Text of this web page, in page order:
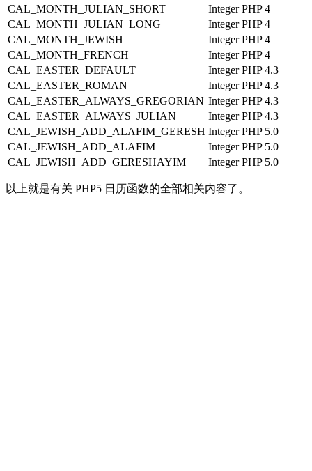
CAL_MONTH_JULIAN_SHORT
Integer PHP 4
CAL_MONTH_JULIAN_LONG
Integer PHP 4
CAL_MONTH_JEWISH
Integer PHP 4
CAL_MONTH_FRENCH
Integer PHP 4
CAL_EASTER_DEFAULT
Integer PHP 4.3
CAL_EASTER_ROMAN
Integer PHP 4.3
CAL_EASTER_ALWAYS_GREGORIAN Integer PHP 4.3
CAL_EASTER_ALWAYS_JULIAN
Integer PHP 4.3
CAL_JEWISH_ADD_ALAFIM_GERESH Integer PHP 5.0
CAL_JEWISH_ADD_ALAFIM
Integer PHP 5.0
CAL_JEWISH_ADD_GERESHAYIM
Integer PHP 5.0
以上就是有关 PHP5 日历函数的全部相关内容了。